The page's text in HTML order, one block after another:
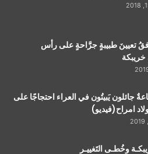
تعيينَ طبيبةٍ جرَّاحةٍ على رأس
جائلون يَبيتُون في العراء احتجاجًا على
امراح(فيديو)
وخُطـى التَغييـر